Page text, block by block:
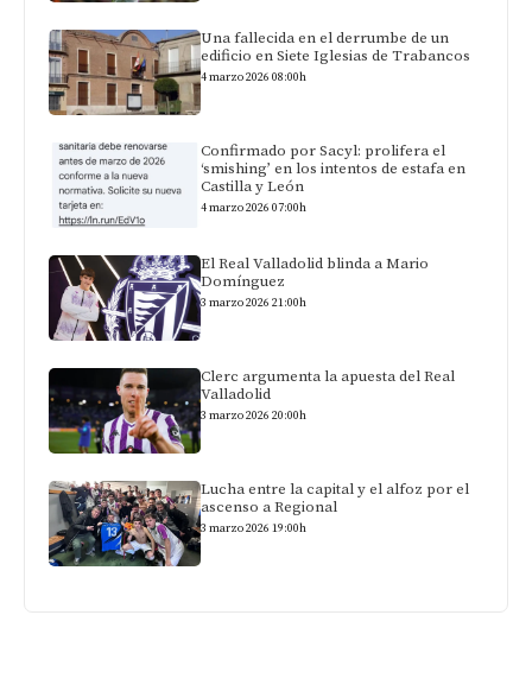
Una fallecida en el derrumbe de un
edificio en Siete Iglesias de Trabancos
4 marzo 2026 08:00h
Confirmado por Sacyl: prolifera el
‘smishing’ en los intentos de estafa en
Castilla y León
4 marzo 2026 07:00h
El Real Valladolid blinda a Mario
Domínguez
3 marzo 2026 21:00h
Clerc argumenta la apuesta del Real
Valladolid
3 marzo 2026 20:00h
Lucha entre la capital y el alfoz por el
ascenso a Regional
3 marzo 2026 19:00h